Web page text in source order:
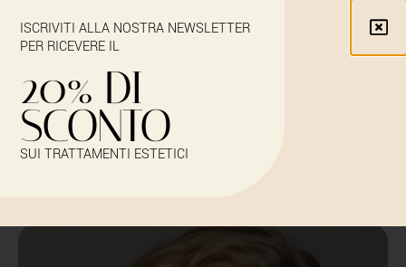
FILLER PERIOCULARE
ISCRIVITI ALLA NOSTRA NEWSLETTER
PER RICEVERE IL
20% DI
SCONTO
SUI TRATTAMENTI ESTETICI